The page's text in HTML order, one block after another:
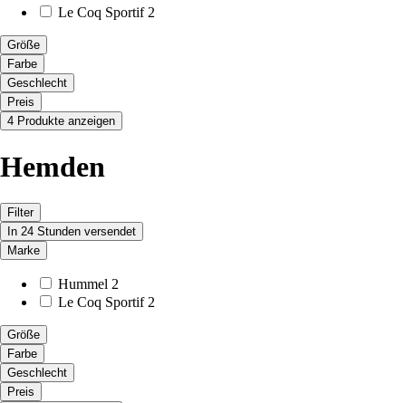
Le Coq Sportif 2
Größe
Farbe
Geschlecht
Preis
4 Produkte anzeigen
Hemden
Filter
In 24 Stunden versendet
Marke
Hummel 2
Le Coq Sportif 2
Größe
Farbe
Geschlecht
Preis